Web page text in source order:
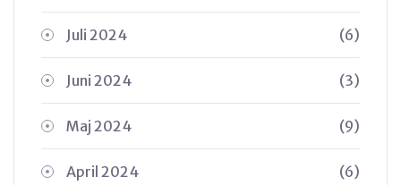
Juli 2024 (6)
Juni 2024 (3)
Maj 2024 (9)
April 2024 (6)